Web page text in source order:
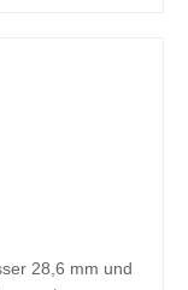
28,6 mm und